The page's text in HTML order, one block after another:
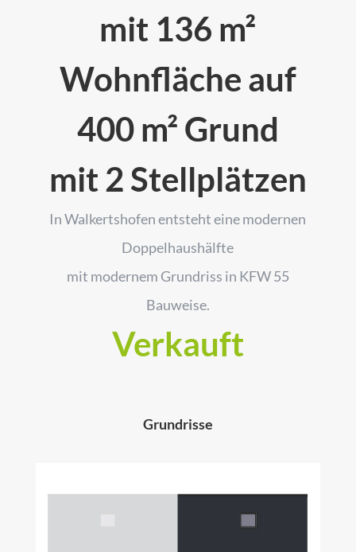
mit 136 m²
Wohnfläche auf
400 m² Grund
mit 2 Stellplätzen
In Walkertshofen entsteht eine modernen
Doppelhaushälfte
mit modernem Grundriss in KFW 55
Bauweise.
Verkauft
Grundrisse